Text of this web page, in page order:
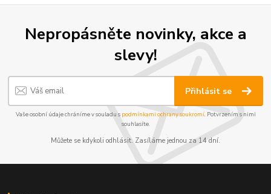
Nepropásněte novinky, akce a
slevy!
Přihlásit se
Vaše osobní údaje chráníme v souladu s podmínkami ochrany soukromí. Potvrzením s nimi
souhlasíte.
Můžete se kdykoli odhlásit. Zasíláme jednou za 14 dní.